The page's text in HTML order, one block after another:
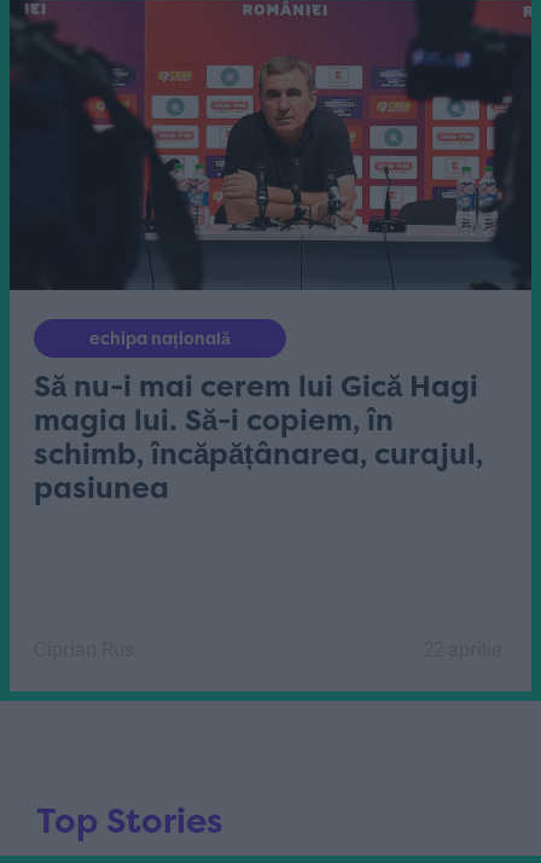
echipa națională
Să nu-i mai cerem lui Gică Hagi
magia lui. Să-i copiem, în
schimb, încăpățânarea, curajul,
pasiunea
Top Stories